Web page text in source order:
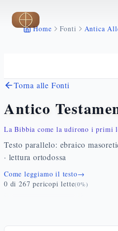
Vai al contenuto principale
Home Fonti Antica
Torna alle Fonti
Antico
La Bibbia come la udirono i primi
Testo parallelo: ebraico
· lettura ortodossa
Come leggiamo il testo→
0 di 267 pericopi lette(0%)